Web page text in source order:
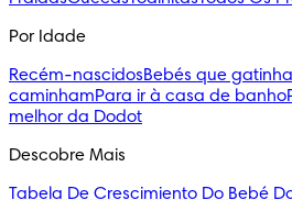
Por Idade
Recém-nascidosBebés que
caminhamPara ir à casa de banho
melhor da Dodot
Descobre Mais
Tabela De Crescimiento Do Bebé